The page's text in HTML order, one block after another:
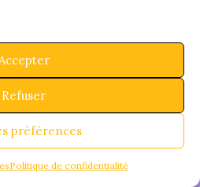
Accepter
Refuser
préférences
Politique de confidentialité